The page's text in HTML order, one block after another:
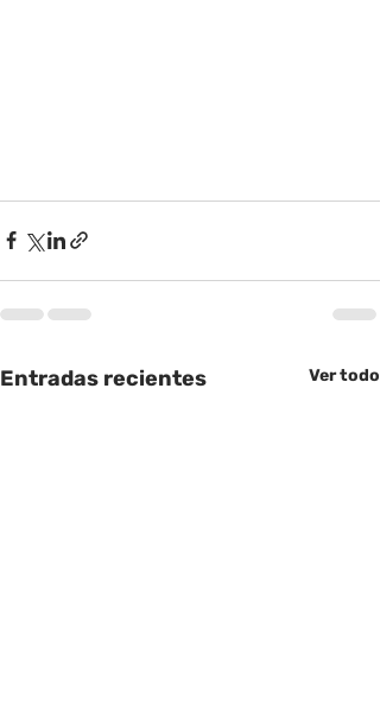
Entradas recientes Ver todo